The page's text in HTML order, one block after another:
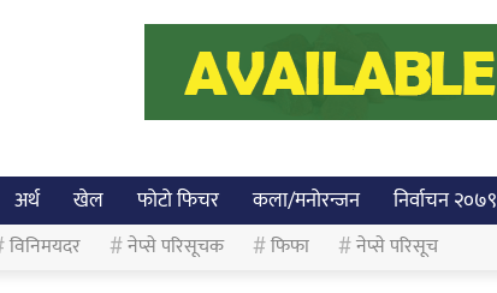
अर्थ खेल फोटो फिचर कला/मनोरन्जन निर्वाचन २०७९
विनिमयदर नेप्से परिसूचक फिफा नेप्से परिसूच